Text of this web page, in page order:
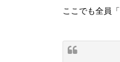
ここでも全員「